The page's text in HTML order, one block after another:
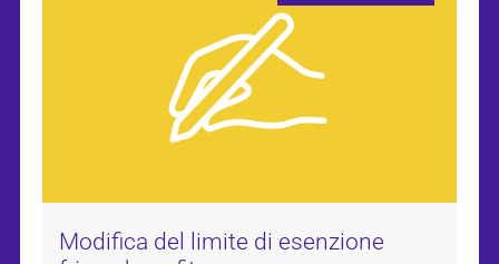
Modifica del limite di esenzione